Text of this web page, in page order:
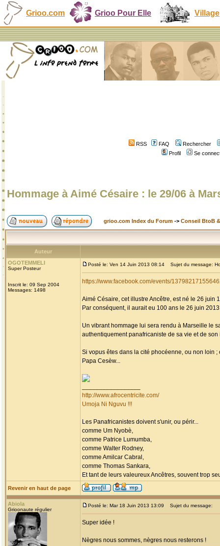
Grioo.com Grioo Pour Elle Village
RSS FAQ
Rechercher
Profil
Se
Hommage à Aimé Césaire : le 29/06 à
grioo.com Index du Forum -> Conseil BtoB
Auteur
OGOTEMMELI
Super Posteur
Inscrit le: 09 Sep 2004
Messages: 1498
Posté le: Ven 14 Juin 2013 08:14 Sujet du message:
https://www.facebook.com/events/
Aimé Césaire, cet illustre Ancêtre, est né le 26 juin
Par conséquent, il aurait eu 100 ans le 26 juin
Un vibrant hommage lui sera rendu à Marseille le
authentiquement panafricaniste de sa vie et de
Si vopus êtes dans la cité phocéenne, ou non loin
Papa Cesèw...
http://www.afrocentricite.com/
Umoja Ni Nguvu !!!
Les Panafricanistes doivent s'unir, ou périr...
comme Um Nyobè,
comme Patrice Lumumba,
comme Walter Rodney,
comme Amilcar Cabral,
comme Thomas Sankara,
Et tant de leurs valeureux Ancêtres, souvent trop
Revenir en haut de page
Abiola
Grioonaute régulier
Posté le: Mar 18 Juin 2013 13:09 Sujet du message:
Super idée !
Nègres nous sommes, nègres nous resterons !